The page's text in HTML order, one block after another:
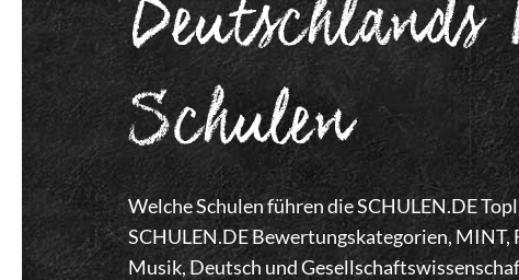
Deutschlands
Schulen
Welche Schulen führen die SCHULEN.DE
SCHULEN.DE Bewertungskategorien, MINT,
Musik, Deutsch und